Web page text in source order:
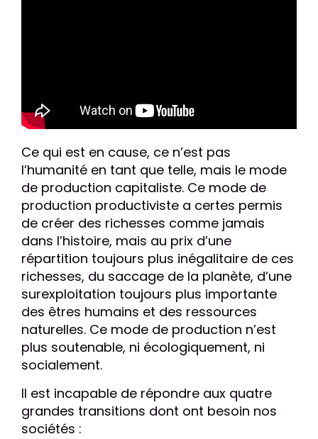
Ce qui est en cause, ce n’est pas
l’humanité en tant que telle, mais le mode
de production capitaliste. Ce mode de
production productiviste a certes permis
de créer des richesses comme jamais
dans l’histoire, mais au prix d’une
répartition toujours plus inégalitaire de ces
richesses, du saccage de la planète, d’une
surexploitation toujours plus importante
des êtres humains et des ressources
naturelles. Ce mode de production n’est
plus soutenable, ni écologiquement, ni
socialement.
Il est incapable de répondre aux quatre
grandes transitions dont ont besoin nos
sociétés :